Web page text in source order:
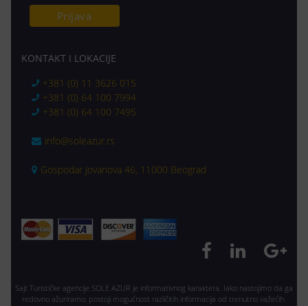
KONTAKT I LOKACIJE
+381 (0) 11 3626 015
+381 (0) 64 100 7994
+381 (0) 64 100 7495
info@soleazur.rs
Gospodar Jovanova 46, 11000 Beograd
Sajt Turističke agencije SOLE AZUR je informativnog karaktera. Iako nastojimo da ga
redovno ažuriramo, postoji mogućnost različitih informacija od trenutno važećih.